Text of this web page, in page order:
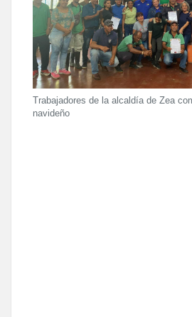
Trabajadores de la alcaldía de Zea
navideño